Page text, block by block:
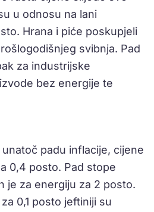
u odnosu na lani
Hrana i piće poskupjeli
svibnja. Pad
za industrijske
bez energije te
padu inflacije, cijene
0,4 posto. Pad stope
je za energiju za 2 posto.
0,1 posto jeftiniji su